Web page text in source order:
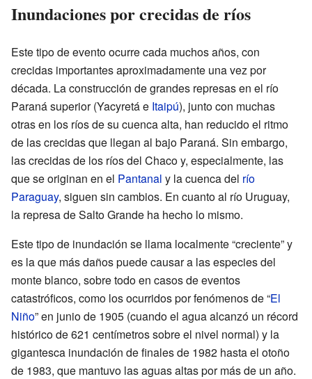
Inundaciones por crecidas de ríos
Este tipo de evento ocurre cada muchos años, con
crecidas importantes aproximadamente una vez por
década. La construcción de grandes represas en el río
Paraná superior (Yacyretá e Itaipú), junto con muchas
otras en los ríos de su cuenca alta, han reducido el ritmo
de las crecidas que llegan al bajo Paraná. Sin embargo,
las crecidas de los ríos del Chaco y, especialmente, las
que se originan en el Pantanal y la cuenca del río
Paraguay, siguen sin cambios. En cuanto al río Uruguay,
la represa de Salto Grande ha hecho lo mismo.
Este tipo de inundación se llama localmente “creciente” y
es la que más daños puede causar a las especies del
monte blanco, sobre todo en casos de eventos
catastróficos, como los ocurridos por fenómenos de “El
Niño” en junio de 1905 (cuando el agua alcanzó un récord
histórico de 621 centímetros sobre el nivel normal) y la
gigantesca inundación de finales de 1982 hasta el otoño
de 1983, que mantuvo las aguas altas por más de un año.